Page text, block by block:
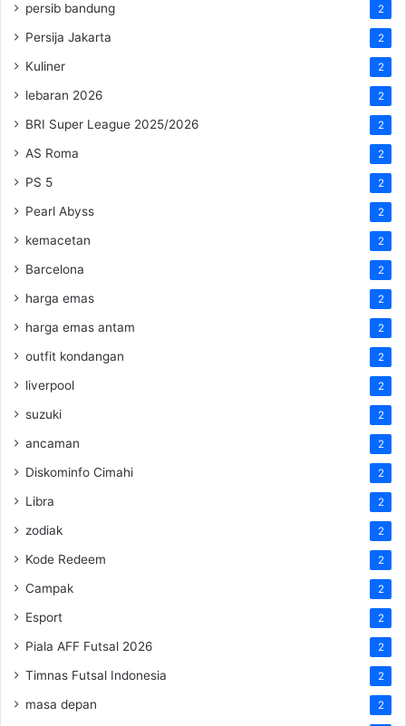
persib bandung 2
Persija Jakarta 2
Kuliner 2
lebaran 2026 2
BRI Super League 2025/2026 2
AS Roma 2
PS 5 2
Pearl Abyss 2
kemacetan 2
Barcelona 2
harga emas 2
harga emas antam 2
outfit kondangan 2
liverpool 2
suzuki 2
ancaman 2
Diskominfo Cimahi 2
Libra 2
zodiak 2
Kode Redeem 2
Campak 2
Esport 2
Piala AFF Futsal 2026 2
Timnas Futsal Indonesia 2
masa depan 2